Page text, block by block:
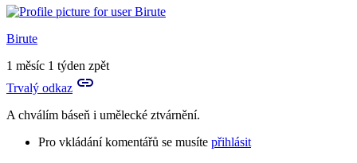
Birute
1 měsíc 1 týden zpět
Trvalý odkaz
A chválím báseň i umělecké ztvárnění.
Pro vkládání komentářů se musíte přihlásit